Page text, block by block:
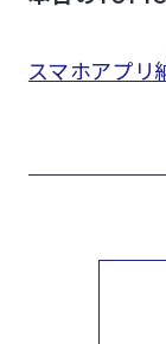
スマホアプリ